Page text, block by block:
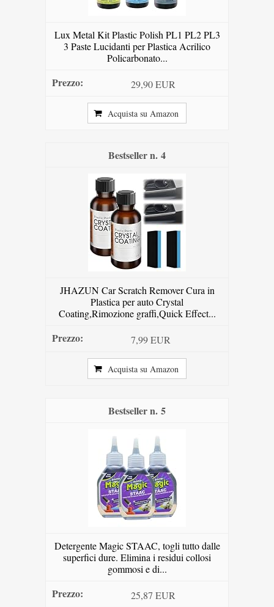
Lux Metal Kit Plastic Polish PL1 PL2 PL3
3 Paste Lucidanti per Plastica Acrilico
Policarbonato...
29,90 EUR
Acquista su Amazon
4
JHAZUN Car Scratch Remover Cura in
Plastica per auto Crystal
Coating,Rimozione graffi,Quick Effect...
7,99 EUR
Acquista su Amazon
5
Detergente Magic STAAC, togli tutto dalle
superfici dure. Elimina i residui collosi
gommosi e di...
25,87 EUR